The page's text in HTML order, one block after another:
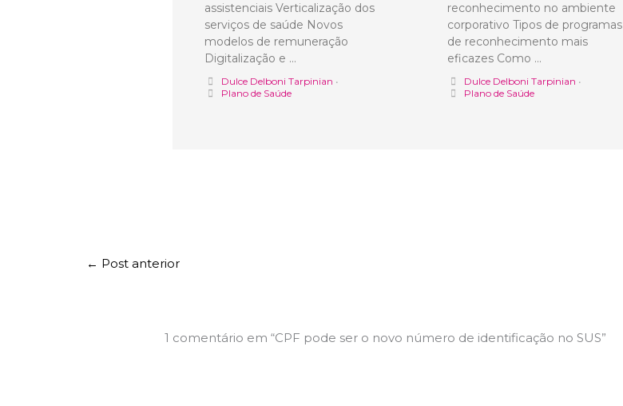
assistenciais Verticalização dos
serviços de saúde Novos
modelos de remuneração
Digitalização e …
Dulce Delboni Tarpinian •
Plano de Saúde
reconhecimento no ambiente
corporativo Tipos de programas
de reconhecimento mais
eficazes Como …
Dulce Delboni Tarpinian •
Plano de Saúde
← Post anterior
1 comentário em “CPF pode ser o novo número de identificação no SUS”